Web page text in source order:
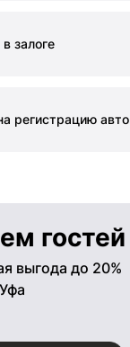
в залоге
регистрацию авто
гостей
выгода до 20%